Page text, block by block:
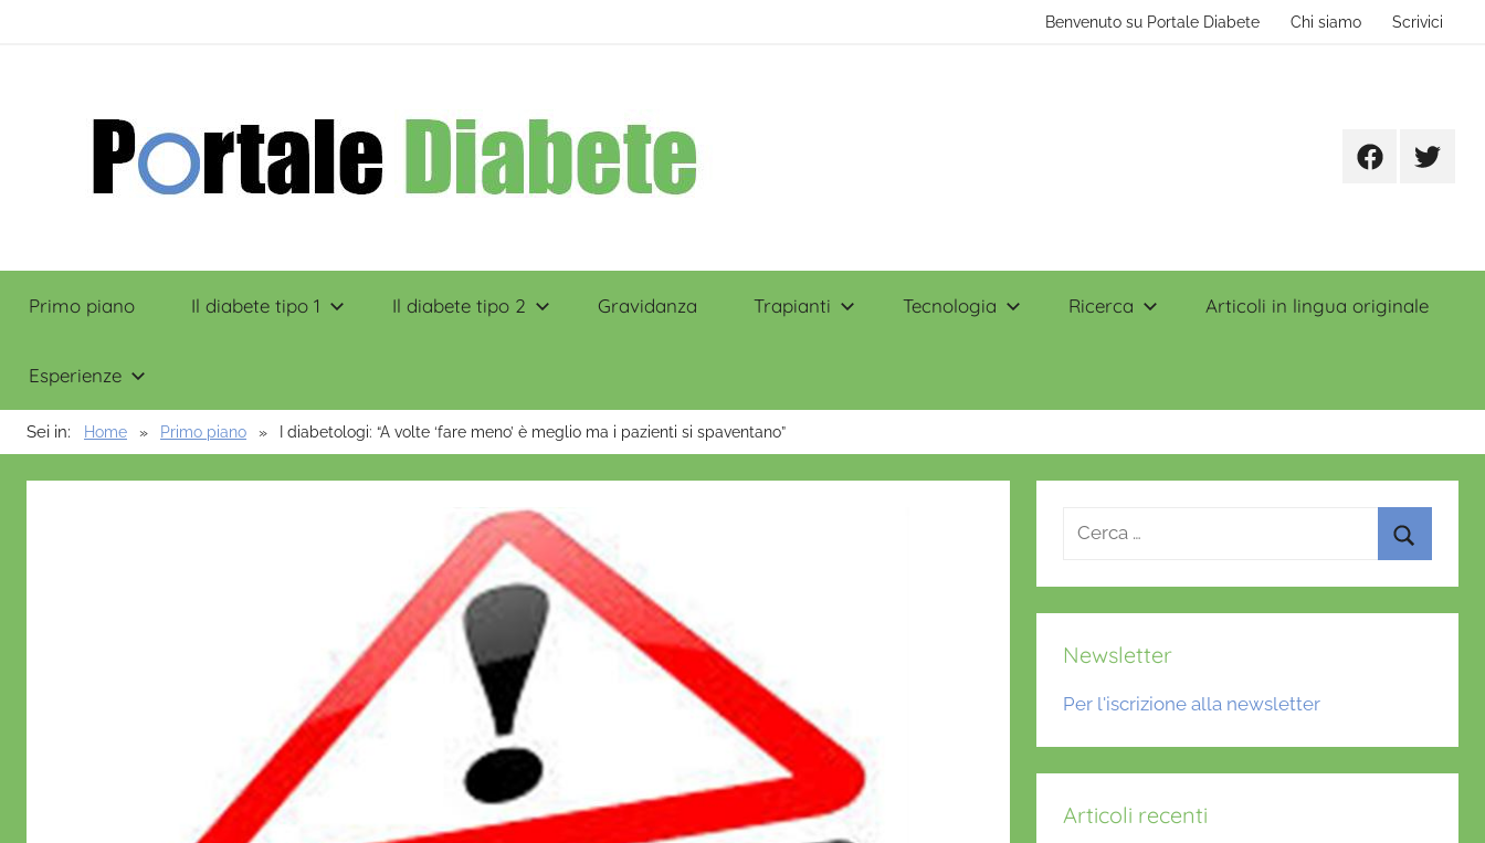
Benvenuto su Portale Diabete Chi siamo Scrivici
Portale
Diabete
FacebookTwitter
Primo piano Il diabete tipo 1 Il diabete tipo 2 Gravidanza Trapianti Tecnologia Ricerca Articoli in lingua originale
Esperienze
Sei in: Home Primo piano I diabetologi: “A volte ‘fare meno’ è meglio ma i pazienti si spaventano”
Ricerca
Newsletter
Per l'iscrizione alla newsletter
Articoli recenti